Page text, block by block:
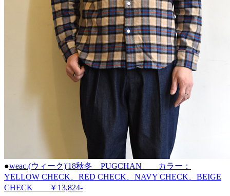
●weac.(ウィーク)'18秋冬 PUGCHAN カラー：
YELLOW CHECK、RED CHECK、NAVY CHECK、BEIGE
CHECK ￥13,824-